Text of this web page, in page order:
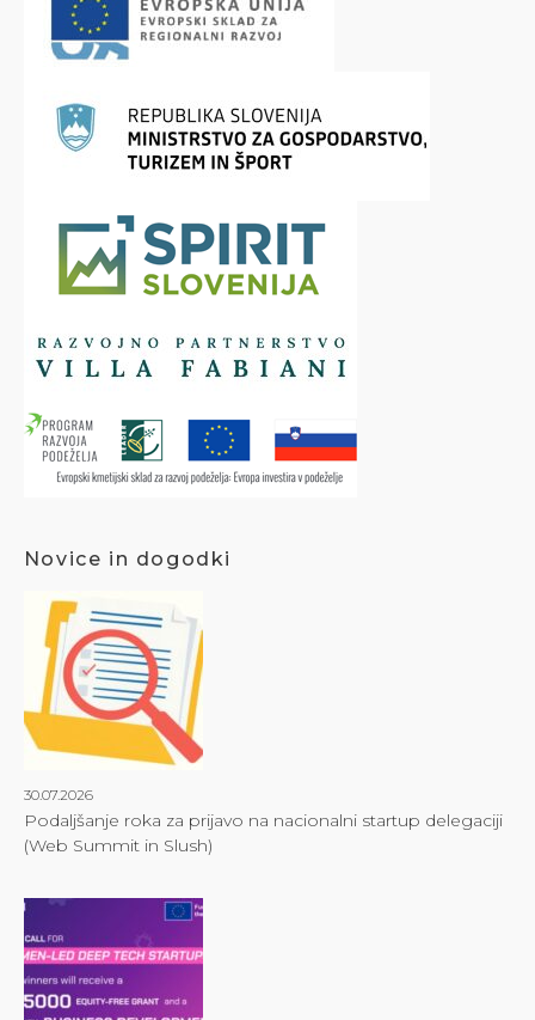
Novice in dogodki
30.07.2026
Podaljšanje roka za prijavo na nacionalni startup delegaciji
(Web Summit in Slush)